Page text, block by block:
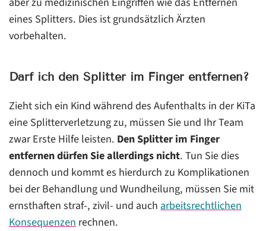
eines Splitters. Dies ist grundsätzlich Ärzten
vorbehalten.
Darf ich den Splitter im Finger entfernen?
Zieht sich ein Kind während des Aufenthalts in der KiTa
eine Splitterverletzung zu, müssen Sie und Ihr Team
zwar Erste Hilfe leisten. Den Splitter im Finger
entfernen dürfen Sie allerdings nicht. Tun Sie dies
dennoch und kommt es hierdurch zu Komplikationen
bei der Behandlung und Wundheilung, müssen Sie mit
ernsthaften straf-, zivil- und aucharbeitsrechtlichen
Konsequenzenrechnen.